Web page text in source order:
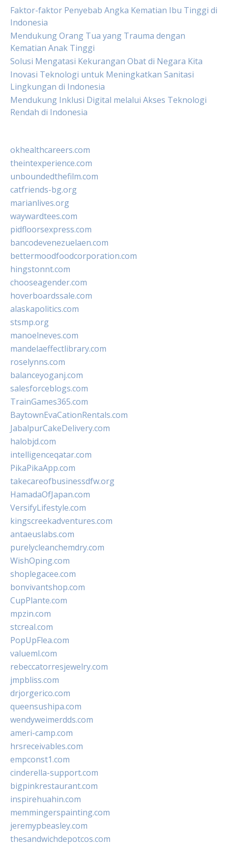
Faktor-faktor Penyebab Angka Kematian Ibu Tinggi di
Indonesia
Mendukung Orang Tua yang Trauma dengan
Kematian Anak Tinggi
Solusi Mengatasi Kekurangan Obat di Negara Kita
Inovasi Teknologi untuk Meningkatkan Sanitasi
Lingkungan di Indonesia
Mendukung Inklusi Digital melalui Akses Teknologi
Rendah di Indonesia
okhealthcareers.com
theintexperience.com
unboundedthefilm.com
catfriends-bg.org
marianlives.org
waywardtees.com
pidfloorsexpress.com
bancodevenezuelaen.com
bettermoodfoodcorporation.com
hingstonnt.com
chooseagender.com
hoverboardssale.com
alaskapolitics.com
stsmp.org
manoelneves.com
mandelaeffectlibrary.com
roselynns.com
balanceyoganj.com
salesforceblogs.com
TrainGames365.com
BaytownEvaCationRentals.com
JabalpurCakeDelivery.com
halobjd.com
intelligenceqatar.com
PikaPikaApp.com
takecareofbusinessdfw.org
HamadaOfJapan.com
VersifyLifestyle.com
kingscreekadventures.com
antaeuslabs.com
purelycleanchemdry.com
WishOping.com
shoplegacee.com
bonvivantshop.com
CupPlante.com
mpzin.com
stcreal.com
PopUpFlea.com
valueml.com
rebeccatorresjewelry.com
jmpbliss.com
drjorgerico.com
queensushipa.com
wendyweimerdds.com
ameri-camp.com
hrsreceivables.com
empconst1.com
cinderella-support.com
bigpinkrestaurant.com
inspirehuahin.com
memmingerspainting.com
jeremypbeasley.com
thesandwichdepotcos.com